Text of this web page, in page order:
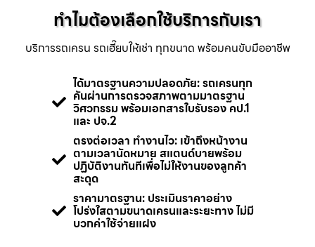
ทำไมต้องเลือกใช้บริการกับเรา
บริการรถเครน รถเฮี๊ยบให้เช่า ทุกขนาด พร้อมคนขับมืออาชีพ
ได้มาตรฐานความปลอดภัย: รถเครนทุก
คันผ่านการตรวจสภาพตามมาตรฐาน
วิศวกรรม พร้อมเอกสารใบรับรอง คป.1
และ ปจ.2
ตรงต่อเวลา ทำงานไว: เข้าถึงหน้างาน
ตามเวลานัดหมาย สแตนด์บายพร้อม
ปฏิบัติงานทันทีเพื่อไม่ให้งานของลูกค้า
สะดุด
ราคามาตรฐาน: ประเมินราคาอย่าง
โปร่งใสตามขนาดเครนและระยะทาง ไม่มี
บวกค่าใช้จ่ายแฝง